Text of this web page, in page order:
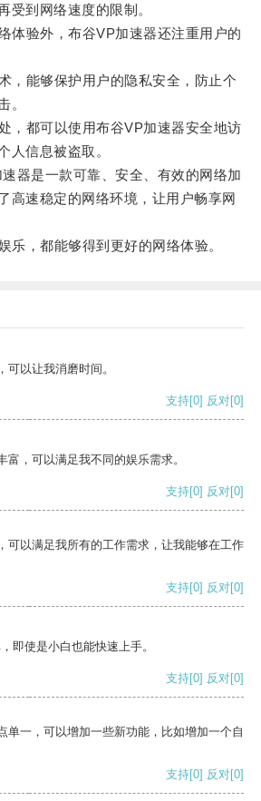
受到网络速度的限制。
验外，布谷VP加速器还注重用户的
能够保护用户的隐私安全，防止个
。
都可以使用布谷VP加速器安全地访
人信息被盗取。
是一款可靠、安全、有效的网络加
高速稳定的网络环境，让用户畅享网
，都能够得到更好的网络体验。
可以让我消磨时间。
支持[0] 反对[0]
富，可以满足我不同的娱乐需求。
支持[0] 反对[0]
可以满足我所有的工作需求，让我能够在工作
支持[0] 反对[0]
即使是小白也能快速上手。
支持[0] 反对[0]
单一，可以增加一些新功能，比如增加一个自
支持[0] 反对[0]